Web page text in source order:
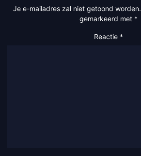
Je e-mailadres zal niet getoond worden.
gemarkeerd met *
Reactie *